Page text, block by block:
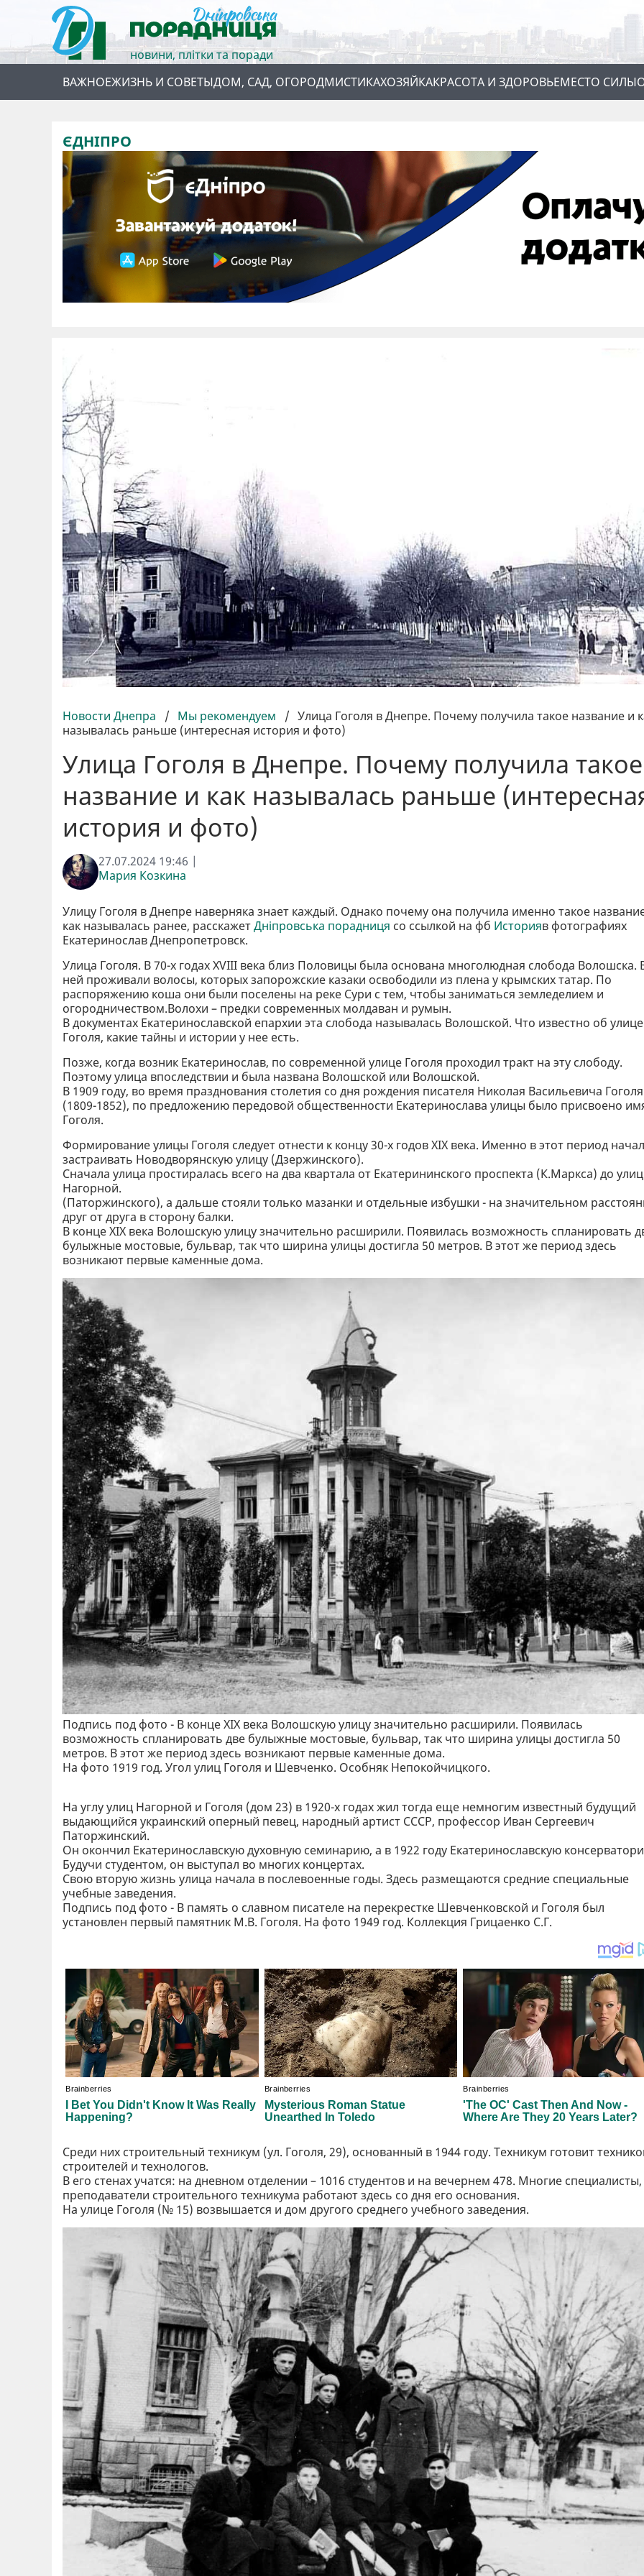
новини, плітки та поради
ВАЖНОЕЖИЗНЬ И СОВЕТЫДОМ, САД, ОГОРОДМИСТИКАХОЗЯЙКАКРАСОТА И ЗДОРОВЬЕМЕСТО СИЛЫ
ЄДНІПРО
Новости Днепра / Мы рекомендуем / Улица Гоголя в Днепре. Почему получила такое название и
называлась раньше (интересная история и фото)
Улица Гоголя в Днепре. Почему получила такое
название и как называлась раньше
история и фото)
27.07.2024 19:46 |
Мария Козкина
Улицу Гоголя в Днепре наверняка знает каждый. Однако почему она получила именно такое
как называлась ранее, расскажетДніпровська порадниця со ссылкой на фб Историяв фотографиях
Екатеринослав Днепропетровск.
Улица Гоголя. В 70-х годах XVIII века близ Половицы была основана многолюдная слобода Волошска.
ней проживали волосы, которых запорожские казаки освободили из плена у крымских татар. По
распоряжению коша они были поселены на реке Сури с тем, чтобы заниматься земледелием и
огородничеством.Волохи – предки современных молдаван и румын.
В документах Екатеринославской епархии эта слобода называлась Волошской. Что известно об улице
Гоголя, какие тайны и истории у нее есть.
Позже, когда возник Екатеринослав, по современной улице Гоголя проходил тракт на эту слободу.
Поэтому улица впоследствии и была названа Волошской или Волошской.
В 1909 году, во время празднования столетия со дня рождения писателя Николая Васильевича Гоголя
(1809-1852), по предложению передовой общественности Екатеринослава улицы было присвоено
Гоголя.
Формирование улицы Гоголя следует отнести к концу 30-х годов XIX века. Именно в этот период
застраивать Новодворянскую улицу (Дзержинского).
Сначала улица простиралась всего на два квартала от Екатерининского проспекта (К.Маркса) до
Нагорной.
(Паторжинского), а дальше стояли только мазанки и отдельные избушки - на значительном
друг от друга в сторону балки.
В конце XIX века Волошскую улицу значительно расширили. Появилась возможность спланировать
булыжные мостовые, бульвар, так что ширина улицы достигла 50 метров. В этот же период здесь
возникают первые каменные дома.
Подпись под фото - В конце XIX века Волошскую улицу значительно расширили. Появилась
возможность спланировать две булыжные мостовые, бульвар, так что ширина улицы достигла 50
метров. В этот же период здесь возникают первые каменные дома.
На фото 1919 год. Угол улиц Гоголя и Шевченко. Особняк Непокойчицкого.
На углу улиц Нагорной и Гоголя (дом 23) в 1920-х годах жил тогда еще немногим известный будущий
выдающийся украинский оперный певец, народный артист СССР, профессор Иван Сергеевич
Паторжинский.
Он окончил Екатеринославскую духовную семинарию, а в 1922 году Екатеринославскую
Будучи студентом, он выступал во многих концертах.
Свою вторую жизнь улица начала в послевоенные годы. Здесь размещаются средние специальные
учебные заведения.
Подпись под фото - В память о славном писателе на перекрестке Шевченковской и Гоголя был
установлен первый памятник М.В. Гоголя. На фото 1949 год. Коллекция Грицаенко С.Г.
Среди них строительный техникум (ул. Гоголя, 29), основанный в 1944 году. Техникум готовит
строителей и технологов.
В его стенах учатся: на дневном отделении – 1016 студентов и на вечернем 478. Многие специалисты,
преподаватели строительного техникума работают здесь со дня его основания.
На улице Гоголя (№ 15) возвышается и дом другого среднего учебного заведения.